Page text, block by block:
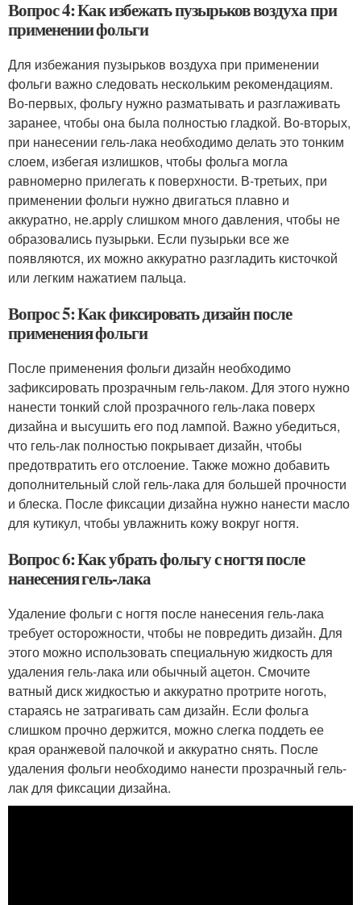
Вопрос 4: Как избежать пузырьков воздуха при
применении фольги
Для избежания пузырьков воздуха при применении
фольги важно следовать нескольким рекомендациям.
Во-первых, фольгу нужно разматывать и разглаживать
заранее, чтобы она была полностью гладкой. Во-вторых,
при нанесении гель-лака необходимо делать это тонким
слоем, избегая излишков, чтобы фольга могла
равномерно прилегать к поверхности. В-третьих, при
применении фольги нужно двигаться плавно и
аккуратно, не.apply слишком много давления, чтобы не
образовались пузырьки. Если пузырьки все же
появляются, их можно аккуратно разгладить кисточкой
или легким нажатием пальца.
Вопрос 5: Как фиксировать дизайн после
применения фольги
После применения фольги дизайн необходимо
зафиксировать прозрачным гель-лаком. Для этого нужно
нанести тонкий слой прозрачного гель-лака поверх
дизайна и высушить его под лампой. Важно убедиться,
что гель-лак полностью покрывает дизайн, чтобы
предотвратить его отслоение. Также можно добавить
дополнительный слой гель-лака для большей прочности
и блеска. После фиксации дизайна нужно нанести масло
для кутикул, чтобы увлажнить кожу вокруг ногтя.
Вопрос 6: Как убрать фольгу с ногтя после
нанесения гель-лака
Удаление фольги с ногтя после нанесения гель-лака
требует осторожности, чтобы не повредить дизайн. Для
этого можно использовать специальную жидкость для
удаления гель-лака или обычный ацетон. Смочите
ватный диск жидкостью и аккуратно протрите ноготь,
стараясь не затрагивать сам дизайн. Если фольга
слишком прочно держится, можно слегка поддеть ее
края оранжевой палочкой и аккуратно снять. После
удаления фольги необходимо нанести прозрачный гель-
лак для фиксации дизайна.